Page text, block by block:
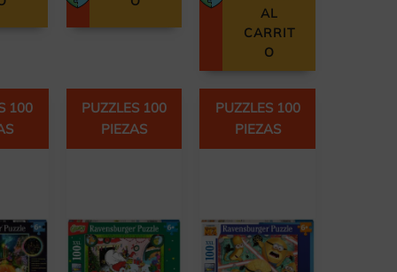
AL
CARRIT
O
100
PUZZLES 100
PIEZAS
PUZZLES 100
PIEZAS